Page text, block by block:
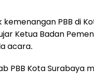
PBB di
Ketua Badan
acara.
PBB Kota Surabaya